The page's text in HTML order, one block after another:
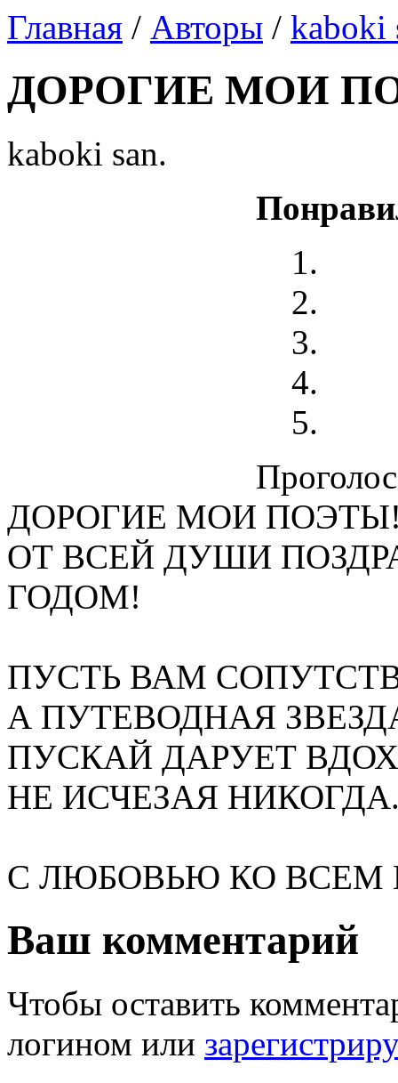
Главная / Авторы / kaboki
ДОРОГИЕ МОИ
kaboki san.
ДОРОГИЕ МОИ
ОТ ВСЕЙ ДУШИ
ГОДОМ!
ПУСТЬ ВАМ
А ПУТЕВОДНАЯ
ПУСКАЙ ДАРУЕТ
НЕ ИСЧЕЗАЯ
С ЛЮБОВЬЮ КО ВСЕМ
Ваш комментарий
Чтобы оставить
логином или